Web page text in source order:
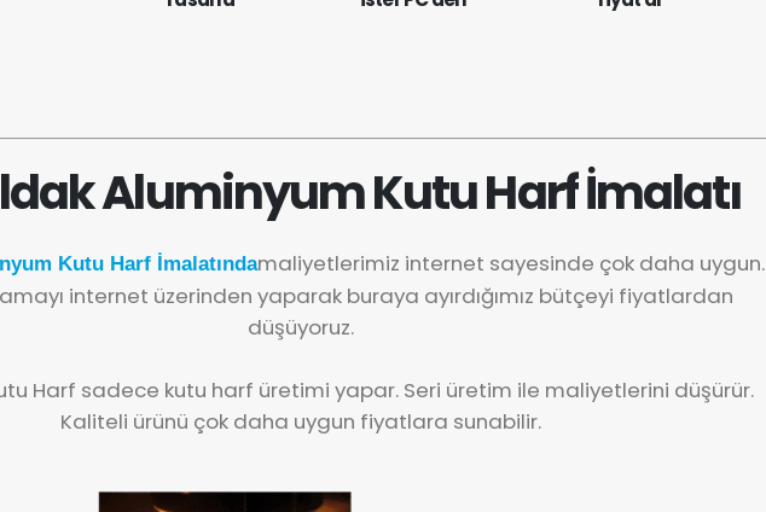
Aluminyum Kutu Harf İmalatı
Kutu Harf İmalatındamaliyetlerimiz internet sayesinde çok daha uygun.
internet üzerinden yaparak buraya ayırdığımız bütçeyi fiyatlardan
düşüyoruz.
Harf sadece kutu harf üretimi yapar. Seri üretim ile maliyetlerini düşürür.
Kaliteli ürünü çok daha uygun fiyatlara sunabilir.